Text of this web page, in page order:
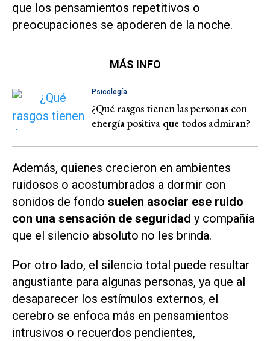
que los pensamientos repetitivos o
preocupaciones se apoderen de la noche.
MÁS INFO
Psicología
¿Qué rasgos tienen las personas con
energía positiva que todos admiran?
Además, quienes crecieron en ambientes
ruidosos o acostumbrados a dormir con
sonidos de fondo suelen asociar ese ruido
con una sensación de seguridad y compañía
que el silencio absoluto no les brinda.
Por otro lado, el silencio total puede resultar
angustiante para algunas personas, ya que al
desaparecer los estímulos externos, el
cerebro se enfoca más en pensamientos
intrusivos o recuerdos pendientes,